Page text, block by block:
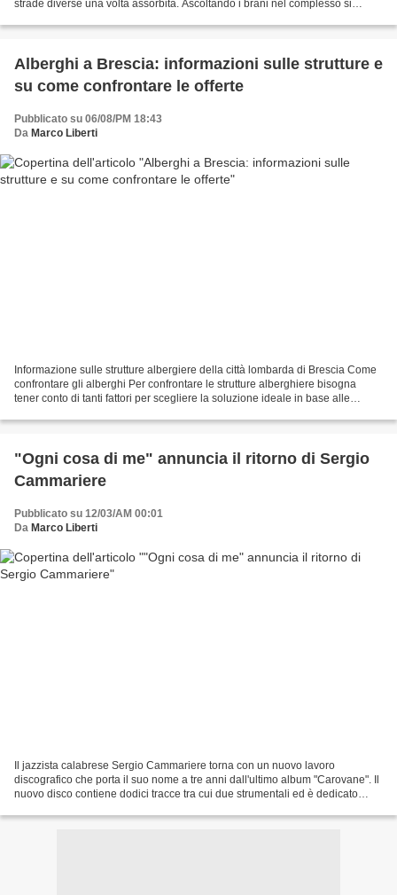
strade diverse una volta assorbita. Ascoltando i brani nel complesso si
Alberghi a Brescia: informazioni sulle strutture e
su come confrontare le offerte
Pubblicato su 06/08/PM 18:43
Da Marco Liberti
Informazione sulle strutture albergiere della città lombarda di Brescia Come
confrontare gli alberghi Per confrontare le strutture alberghiere bisogna
tener conto di tanti fattori per scegliere la soluzione ideale in base alle
"Ogni cosa di me" annuncia il ritorno di Sergio
Cammariere
Pubblicato su 12/03/AM 00:01
Da Marco Liberti
Il jazzista calabrese Sergio Cammariere torna con un nuovo lavoro
discografico che porta il suo nome a tre anni dall'ultimo album "Carovane". Il
nuovo disco contiene dodici tracce tra cui due strumentali ed è dedicato